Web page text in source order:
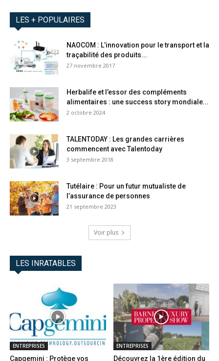
LES + POPULAIRES
NAOCOM : L’innovation pour le transport et la
traçabilité des produits...
27 novembre 2017
Herbalife et l’essor des compléments
alimentaires : une success story mondiale...
2 octobre 2024
TALENTODAY : Les grandes carrières
commencent avec Talentoday
3 septembre 2018
Tutélaire : Pour un futur mutualiste de
l’assurance de personnes
21 septembre 2023
Voir plus
LES INRATABLES
ENTREPRISES
Capgemini : Protège vos
ENTREPRISES
Découvrez la 1ère édition du